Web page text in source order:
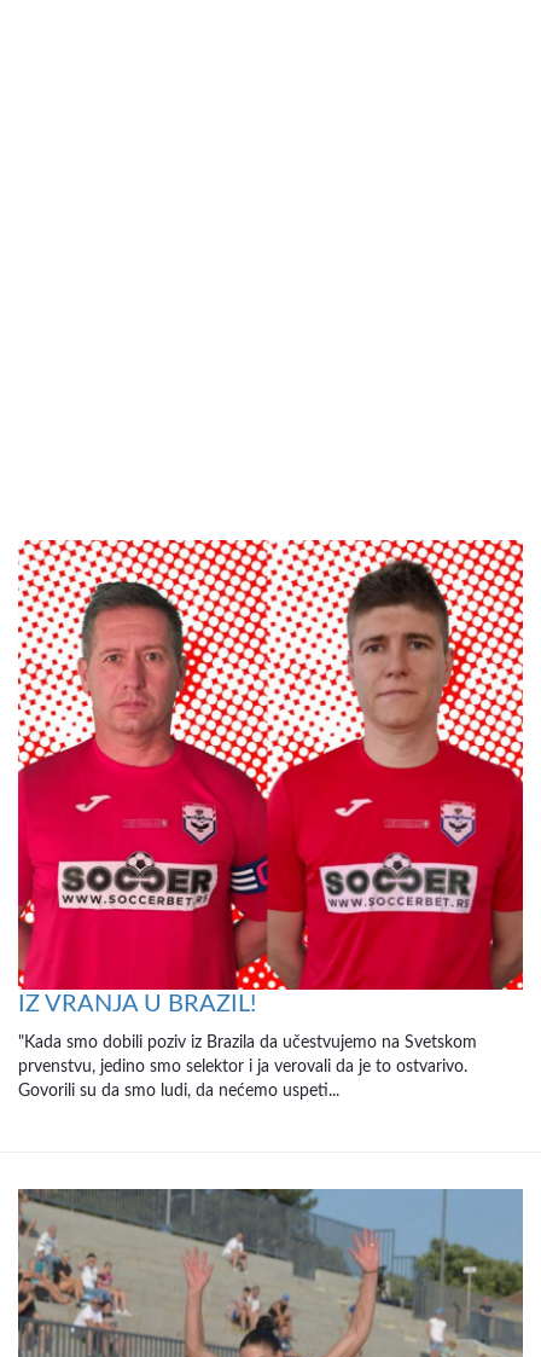
IZ VRANJA U BRAZIL!
"Kada smo dobili poziv iz Brazila da učestvujemo na Svetskom
prvenstvu, jedino smo selektor i ja verovali da je to ostvarivo.
Govorili su da smo ludi, da nećemo uspeti...